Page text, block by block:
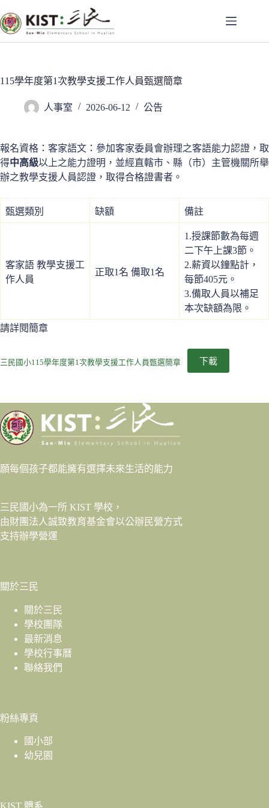
至
主
容
115學年度第1次教學支援工作人員甄選簡章
人事室 2026-06-12 公告
報名資格：客家語文：參加客家委員會辦理之客語能力認證，取
得中高級以上之能力證明，並經直轄市、縣（市）主管機關所舉
辦之教學支援人員認證，取得合格證書者。
甄選類別 缺額 備註
客家語 教學支援工
作人員
正取1名 備取1名
1.授課節數為每週
二下午上課3節。
2.薪資以鐘點計，
每節405元。
3.備取人員以補足
本次缺額為限。
請詳閱簡章
三民國小115學年度第1次教學支援工作人員甄選簡章 下載
願每個孩子都能擁有選擇未來生活的能力
三民國小為一所 KIST 學校，
由財團法人誠致教育基金會以公辦民營方式
支持辦學營運
關於三民
關於三民
學校團隊
最新消息
學校行事曆
聯絡我們
粉絲專頁
國小部
幼兒園